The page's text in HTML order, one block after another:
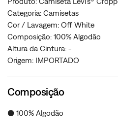
Categoria: Camisetas
Cor / Lavagem: Off White
Composição: 100% Algodão
Altura da Cintura: -
Origem: IMPORTADO
Composição
● 100% Algodão